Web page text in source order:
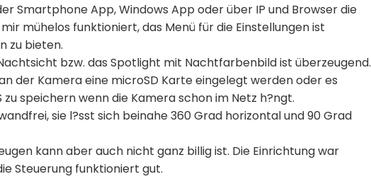
Smartphone App, Windows App oder über IP und Browser die
mühelos funktioniert, das Menü für die Einstellungen ist
zu bieten.
bzw. das Spotlight mit Nachtfarbenbild ist überzeugend.
der Kamera eine microSD Karte eingelegt werden oder es
speichern wenn die Kamera schon im Netz h?ngt.
sie l?sst sich beinahe 360 Grad horizontal und 90 Grad
kann aber auch nicht ganz billig ist. Die Einrichtung war
Steuerung funktioniert gut.